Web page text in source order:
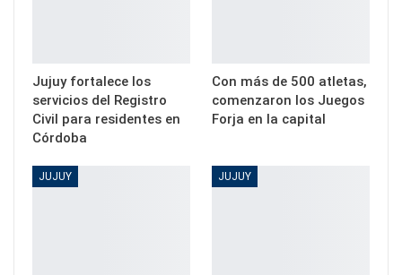
Jujuy fortalece los
servicios del Registro
Civil para residentes en
Córdoba
Con más de 500 atletas,
comenzaron los Juegos
Forja en la capital
JUJUY JUJUY